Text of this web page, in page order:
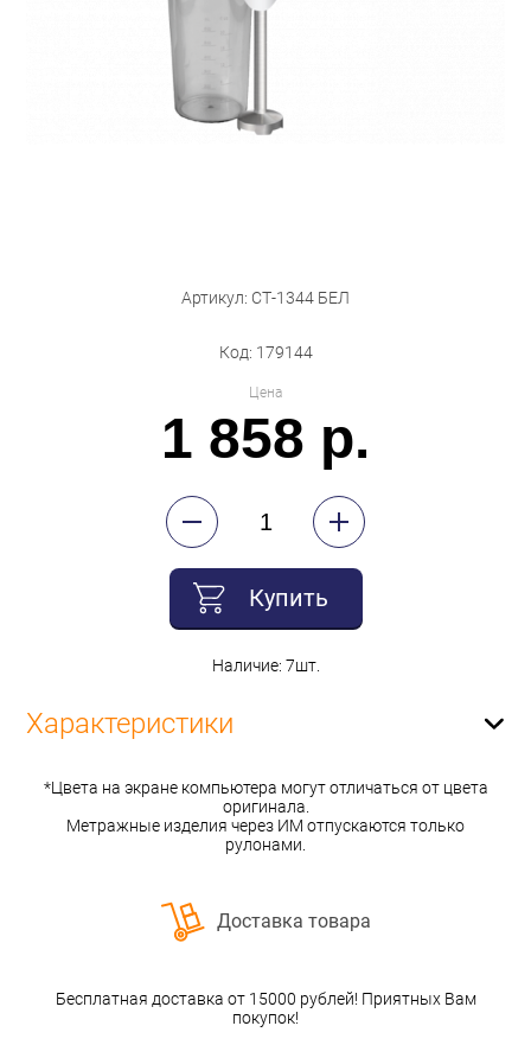
Артикул: СТ-1344 БЕЛ
Код: 179144
Цена
1 858 р.
Купить
Наличие: 7шт.
Характеристики
*Цвета на экране компьютера могут отличаться от цвета
оригинала.
Метражные изделия через ИМ отпускаются только
рулонами.
Доставка товара
Бесплатная доставка от 15000 рублей! Приятных Вам
покупок!